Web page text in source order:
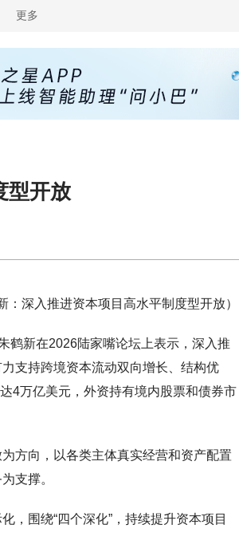
更多
型开放
：深入推进资本项目高水平制度型开放）
鹤新在2026陆家嘴论坛上表示，深入推
支持跨境资本流动双向增长、结构优
4万亿美元，外资持有境内股票和债券市
方向，以各类主体真实经营和资产配置
支撑。
，围绕“四个深化”，持续提升资本项目